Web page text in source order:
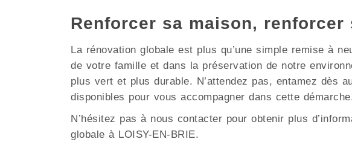
Renforcer sa maison, renforcer
La rénovation globale est plus qu’une simple remise à
de votre famille et dans la préservation de notre
plus vert et plus durable. N’attendez pas, entamez dès
disponibles pour vous accompagner dans cette
N’hésitez pas à nous contacter pour obtenir plus
globale à LOISY-EN-BRIE.